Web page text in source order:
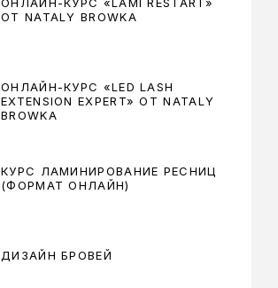
ОТ NATALY BROWKA
ОНЛАЙН-КУРС «LED LASH
EXTENSION EXPERT» ОТ NATALY
BROWKA
КУРС ЛАМИНИРОВАНИЕ РЕСНИЦ
(ФОРМАТ ОНЛАЙН)
ДИЗАЙН БРОВЕЙ